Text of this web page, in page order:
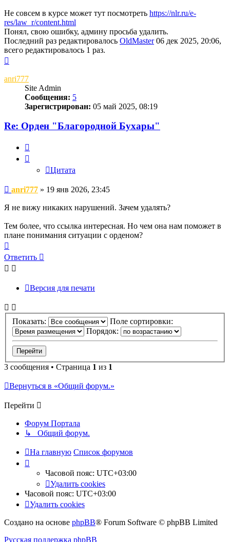
Не совсем в курсе может тут посмотреть https://nlr.ru/e-
res/law_r/content.html
Понял, свою ошибку, админу просьба удалить.
Последний раз редактировалось OldMaster06 дек 2025, 20:06,
всего редактировалось 1 раз.
началу
anri777
Site Admin
Сообщения: 5
Зарегистрирован: 05 май 2025, 08:19
Re: Орден "Благородной Бухары"
Цитата
Сообщение
anri777 » 19 янв 2026, 23:45
Я не вижу никаких нарушений. Зачем удалять?
Тем более, что ссылка интересная. Но чем она нам поможет в
плане понимания ситуации с орденом?
к
началу
Ответить
Версия для печати
Показать:
Поле сортировки:
Порядок:
3 сообщения • Страница 1 из 1
Вернуться в «Общий форум.»
Перейти
Форум Портала
↳ Общий форум.
На главную Список форумов
Часовой пояс: UTC+03:00
Удалить cookies
Часовой пояс: UTC+03:00
Удалить cookies
Создано на основе phpBB® Forum Software © phpBB Limited
Русская поддержка phpBB